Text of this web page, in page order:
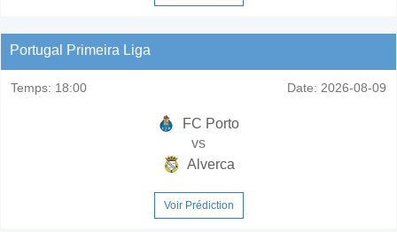
Portugal Primeira Liga
Temps: 18:00 Date: 2026-08-09
FC Porto
vs
Alverca
Voir Prédiction